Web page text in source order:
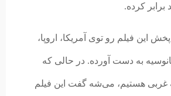
برابر کرده.
این فیلم رو توی آمریکا، اروپا،
به دست آورده. در حالی که
غربی هستیم، می‌شه گفت این فیلم